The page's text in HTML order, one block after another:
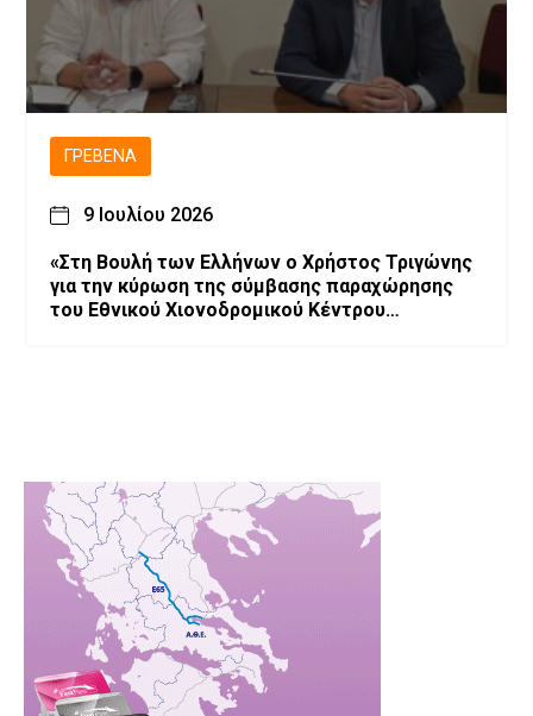
ΓΡΕΒΕΝΆ
9 Ιουλίου 2026
«Στη Βουλή των Ελλήνων ο Χρήστος Τριγώνης
για την κύρωση της σύμβασης παραχώρησης
του Εθνικού Χιονοδρομικού Κέντρου